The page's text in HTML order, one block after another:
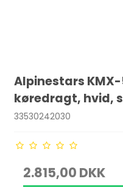
Alpinestars
køredragt, hvid,
33530242030
2.815,00 DKK